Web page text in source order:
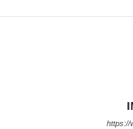
https://